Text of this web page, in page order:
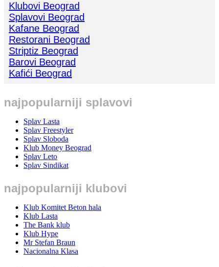
Klubovi Beograd
Splavovi Beograd
Kafane Beograd
Restorani Beograd
Striptiz Beograd
Barovi Beograd
Kafići Beograd
najpopularniji splavovi
Splav Lasta
Splav Freestyler
Splav Sloboda
Klub Money Beograd
Splav Leto
Splav Sindikat
najpopularniji klubovi
Klub Komitet Beton hala
Klub Lasta
The Bank klub
Klub Hype
Mr Stefan Braun
Nacionalna Klasa